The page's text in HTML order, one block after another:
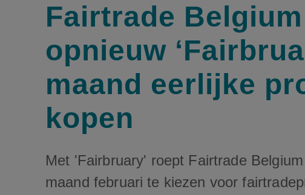
Fairtrade
opnieuw
maand eerlijke
kopen
Met 'Fairbruary' roept Fairtrade
maand februari te kiezen voor